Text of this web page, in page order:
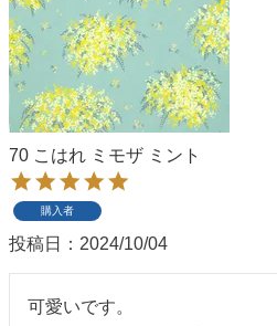
70 こはれ ミモザ ミント
購入者
投稿日 2024/10/04
可愛いです。
XLサイズ(約130cm～)
弔事・法事
記念品
海外へのお土産
季節の贈り物
プチギフト
男性向けギフト
インテリア
ギフトラッピング
とっておきの日
ウール
レーヨン
正絹(絹100％)
kata kata
鈴木マサル
こはれ
竹久夢二
伊砂文様
ハレ包み
ふろしきパッチン活用